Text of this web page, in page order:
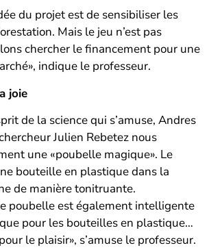
du projet est de sensibiliser les
Mais le jeu n’est pas
chercher le financement pour une
indique le professeur.
joie
de la science qui s’amuse, Andres
Julien Rebetez nous
une «poubelle magique». Le
bouteille en plastique dans la
de manière tonitruante.
poubelle est également intelligente
pour les bouteilles en plastique…
le plaisir», s’amuse le professeur.